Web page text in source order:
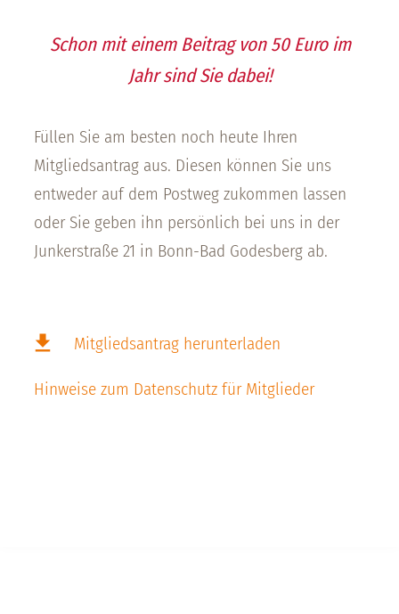
Schon mit einem Beitrag von50Euro im
Jahr sind Sie dabei!
Füllen Sie am besten noch heute Ihren
Mitgliedsantrag aus. Diesen können Sie uns
entweder auf dem Postweg zukommen lassen
oder Sie geben ihn persönlich bei uns in der
Junkerstraße 21 in Bonn-Bad Godesberg ab.
Mitgliedsantrag herunterladen
Hinweise zum Datenschutz für Mitglieder